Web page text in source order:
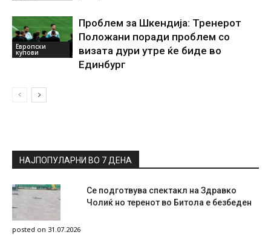
Европски
купови
Проблем за Шкендија: Тренерот
Положани поради проблем со
визата дури утре ќе биде во
Единбург
НАЈПОПУЛАРНИ ВО 7 ДЕНА
Се подготвува спектакл на Здравко
Чолиќ но теренот во Битола е безбеден
posted on 31.07.2026